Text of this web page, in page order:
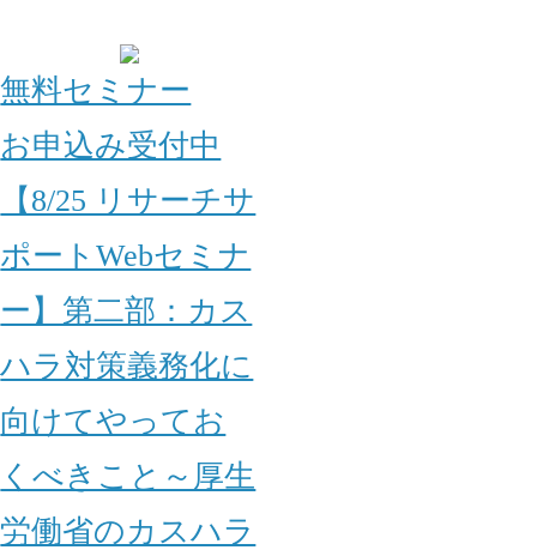
無料セミナー
お申込み受付中
【8/25 リサーチサ
ポートWebセミナ
ー】第二部：カス
ハラ対策義務化に
向けてやってお
くべきこと～厚生
労働省のカスハラ